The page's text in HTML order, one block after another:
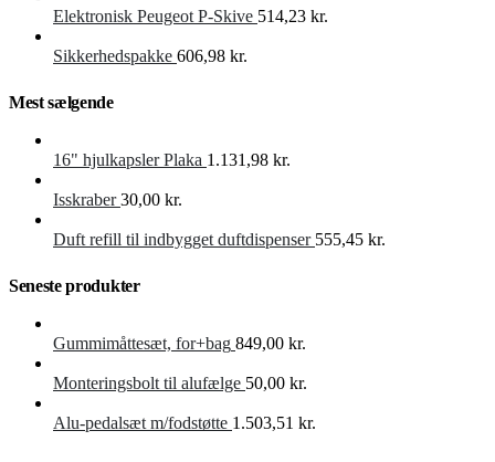
Elektronisk Peugeot P-Skive 514,23 kr.
Sikkerhedspakke 606,98 kr.
Mest sælgende
16" hjulkapsler Plaka 1.131,98 kr.
Isskraber 30,00 kr.
Duft refill til indbygget duftdispenser 555,45 kr.
Seneste produkter
Gummimåttesæt, for+bag 849,00 kr.
Monteringsbolt til alufælge 50,00 kr.
Alu-pedalsæt m/fodstøtte 1.503,51 kr.